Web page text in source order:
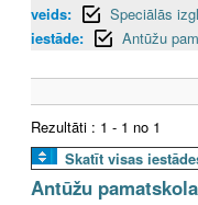
veids:
Speciālās
iestāde:
Antūžu
Rezultāti : 1 - 1 no 1
Skatīt visas
Antūžu pamatskola